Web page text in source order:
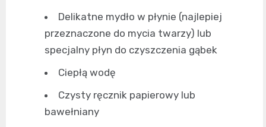
Delikatne mydło w płynie (najlepiej
przeznaczone do mycia twarzy) lub
specjalny płyn do czyszczenia gąbek
Ciepłą wodę
Czysty ręcznik papierowy lub
bawełniany